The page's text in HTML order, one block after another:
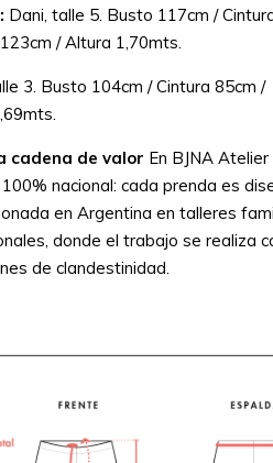
Dani, talle 5. Busto 117cm /
/ Altura 1,70mts.
3. Busto 104cm / Cintura 85cm
cadena de valor En BJNA
nacional: cada prenda es
en Argentina en talleres
donde el trabajo se realiza
de clandestinidad.